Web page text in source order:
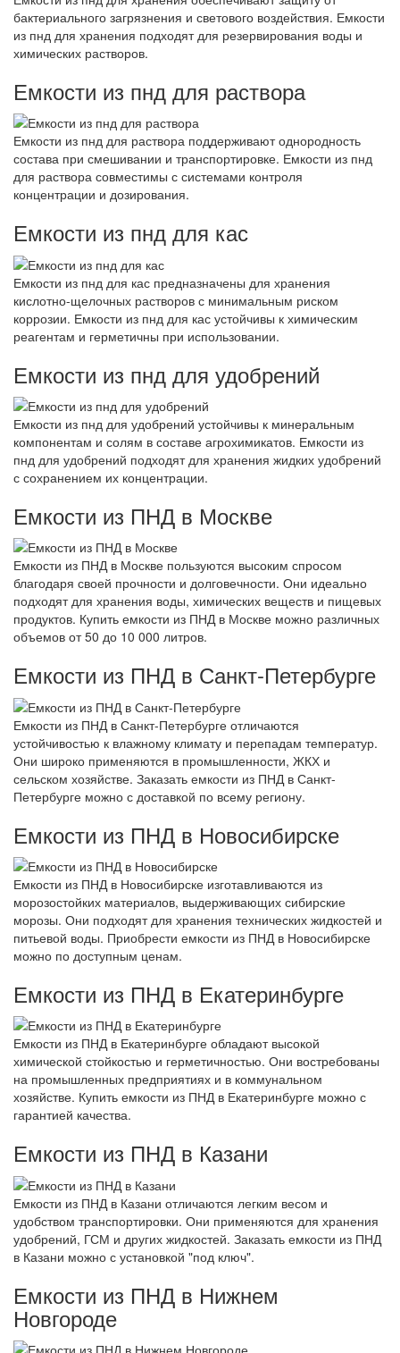
бактериального загрязнения и светового воздействия. Емкости
из пнд для хранения подходят для резервирования воды и
химических растворов.
Емкости из пнд для раствора
Емкости из пнд для раствора поддерживают однородность
состава при смешивании и транспортировке. Емкости из пнд
для раствора совместимы с системами контроля
концентрации и дозирования.
Емкости из пнд для кас
Емкости из пнд для кас предназначены для хранения
кислотно-щелочных растворов с минимальным риском
коррозии. Емкости из пнд для кас устойчивы к химическим
реагентам и герметичны при использовании.
Емкости из пнд для удобрений
Емкости из пнд для удобрений устойчивы к минеральным
компонентам и солям в составе агрохимикатов. Емкости из
пнд для удобрений подходят для хранения жидких удобрений
с сохранением их концентрации.
Емкости из ПНД в Москве
Емкости из ПНД в Москве пользуются высоким спросом
благодаря своей прочности и долговечности. Они идеально
подходят для хранения воды, химических веществ и пищевых
продуктов. Купить емкости из ПНД в Москве можно различных
объемов от 50 до 10 000 литров.
Емкости из ПНД в Санкт-Петербурге
Емкости из ПНД в Санкт-Петербурге отличаются
устойчивостью к влажному климату и перепадам температур.
Они широко применяются в промышленности, ЖКХ и
сельском хозяйстве. Заказать емкости из ПНД в Санкт-
Петербурге можно с доставкой по всему региону.
Емкости из ПНД в Новосибирске
Емкости из ПНД в Новосибирске изготавливаются из
морозостойких материалов, выдерживающих сибирские
морозы. Они подходят для хранения технических жидкостей и
питьевой воды. Приобрести емкости из ПНД в Новосибирске
можно по доступным ценам.
Емкости из ПНД в Екатеринбурге
Емкости из ПНД в Екатеринбурге обладают высокой
химической стойкостью и герметичностью. Они востребованы
на промышленных предприятиях и в коммунальном
хозяйстве. Купить емкости из ПНД в Екатеринбурге можно с
гарантией качества.
Емкости из ПНД в Казани
Емкости из ПНД в Казани отличаются легким весом и
удобством транспортировки. Они применяются для хранения
удобрений, ГСМ и других жидкостей. Заказать емкости из ПНД
в Казани можно с установкой "под ключ".
Емкости из ПНД в Нижнем
Новгороде